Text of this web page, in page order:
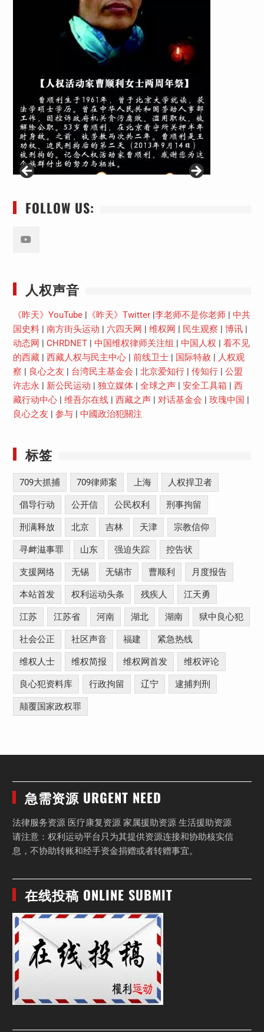
FOLLOW US:
人权声音
《昨天》YouTube| 《昨天》Twitter|李老师不是你老师| 中共
国史料| 南方街头运动 | 六四天网 | 维权网 | 民生观察 | 博讯|
动态网 | CHRDNET| 中国维权律师关注组 | 中国人权 | 看不见
的西藏| 西藏人权与民主中心| 前线卫士| 国际特赦 | 人权观
察 | 良心之友 | 台湾民主基金会 | 北京爱知行| 传知行| 公盟
许志永 | 新公民运动 | 独立媒体| 全球之声| 安全工具箱 | 西
藏行动中心| 维吾尔在线| 西藏之声| 对话基金会 | 玫瑰中国 |
良心之友 | 参与| 中國政治犯關注
标签
709大抓捕 709律师案 上海 人权捍卫者
倡导行动 公开信 公民权利 刑事拘留
刑满释放 北京 吉林 天津 宗教信仰
寻衅滋事罪 山东 强迫失踪 控告状
支援网络 无锡 无锡市 曹顺利 月度报告
本站首发 权利运动头条 残疾人 江天勇
江苏 江苏省 河南 湖北 湖南 狱中良心犯
社会公正 社区声音 福建 紧急热线
维权人士 维权简报 维权网首发 维权评论
良心犯资料库 行政拘留 辽宁 逮捕判刑
颠覆国家政权罪
急需资源 URGENT NEED
法律服务资源 医疗康复资源 家属援助资源 生活援助资源
请注意：权利运动平台只为其提供资源连接和协助核实信
息，不协助转账和经手资金捐赠或者转赠事宜。
在线投稿 ONLINE SUBMIT